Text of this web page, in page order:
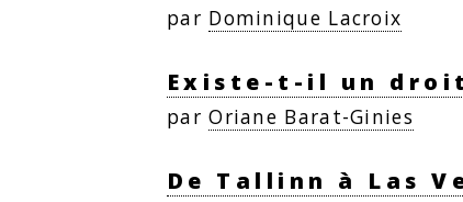
par Dominique Lacroix
Existe-t-il un
parOriane Barat-Ginies
De Tallinn à Las